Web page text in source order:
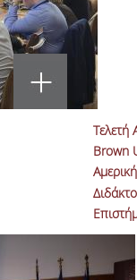
Tελετή
Brown